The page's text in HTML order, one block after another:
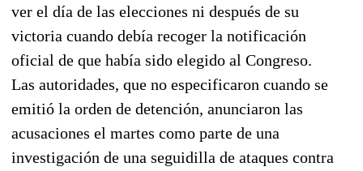
ver el día de las elecciones ni después de su
victoria cuando debía recoger la notificación
oficial de que había sido elegido al Congreso.
Las autoridades, que no especificaron cuando se
emitió la orden de detención, anunciaron las
acusaciones el martes como parte de una
investigación de una seguidilla de ataques contra